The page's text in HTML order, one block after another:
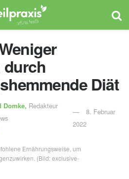
durch
Diät
Domke, Redakteur
8. Februar
2022
Ernährungsweise, um
(Bild: exclusive-